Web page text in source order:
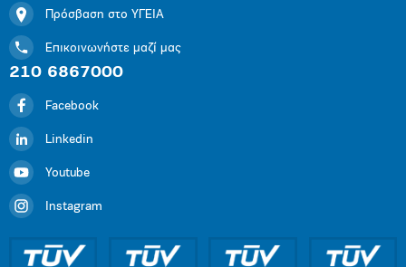
Πρόσβαση στο ΥΓΕΙΑ
Επικοινωνήστε μαζί μας
210 6867000
Facebook
Linkedin
Youtube
Instagram